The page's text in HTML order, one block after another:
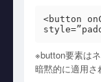
<button
※button要素は
暗黙的に適用さ